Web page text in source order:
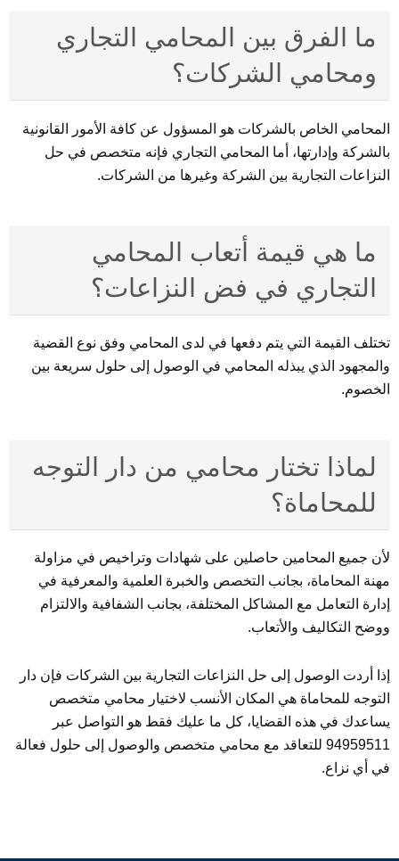
ما الفرق بين المحامي التجاري
ومحامي الشركات؟
المحامي الخاص بالشركات هو المسؤول عن كافة الأمور القانونية
بالشركة وإدارتها، أما المحامي التجاري فإنه متخصص في حل
النزاعات التجارية بين الشركة وغيرها من الشركات.
ما هي قيمة أتعاب المحامي
التجاري في فض النزاعات؟
تختلف القيمة التي يتم دفعها في لدى المحامي وفق نوع القضية
والمجهود الذي يبذله المحامي في الوصول إلى حلول سريعة بين
الخصوم.
لماذا تختار محامي من دار التوجه
للمحاماة؟
لأن جميع المحامين حاصلين على شهادات وتراخيص في مزاولة
مهنة المحاماة، بجانب التخصص والخبرة العلمية والمعرفية في
إدارة التعامل مع المشاكل المختلفة، بجانب الشفافية والالتزام
ووضح التكاليف والأتعاب.
إذا أردت الوصول إلى حل النزاعات التجارية بين الشركات فإن دار
التوجه للمحاماة هي المكان الأنسب لاختيار محامي متخصص
يساعدك في هذه القضايا، كل ما عليك فقط هو التواصل عبر
94959511 للتعاقد مع محامي متخصص والوصول إلى حلول فعالة
في أي نزاع.